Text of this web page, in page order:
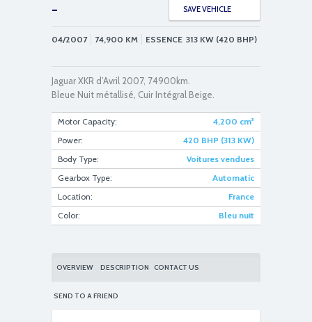
fullsizeoutput_16da
- SAVE VEHICLE
04/2007 74,900 KM ESSENCE 313 KW (420 BHP)
Jaguar XKR d’Avril 2007, 74900km.
Bleue Nuit métallisé, Cuir Intégral Beige.
Motor Capacity: 4,200 cm³
Power:
420 BHP (313 KW)
Body Type:
Voitures vendues
Gearbox Type:
Automatic
Location:
France
Color:
Bleu nuit
OVERVIEW DESCRIPTION CONTACT US
SEND TO A FRIEND